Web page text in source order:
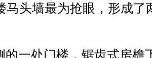
马头墙最为抢眼，形成了
一处门楼，锯齿式房檐